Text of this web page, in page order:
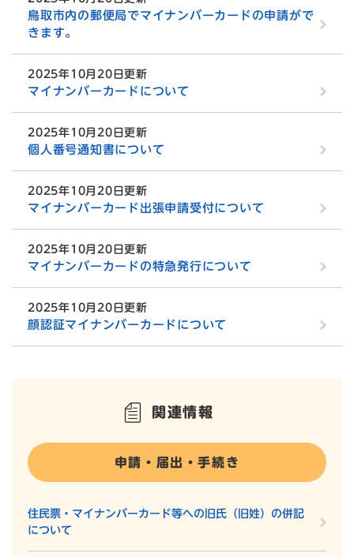
鳥取市内の郵便局でマイナンバーカードの申請がで
きます。
2025年10月20日更新
マイナンバーカードについて
2025年10月20日更新
個人番号通知書について
2025年10月20日更新
マイナンバーカード出張申請受付について
2025年10月20日更新
マイナンバーカードの特急発行について
2025年10月20日更新
顔認証マイナンバーカードについて
関連情報
申請・届出・手続き
住民票・マイナンバーカード等への旧氏（旧姓）の併記
について